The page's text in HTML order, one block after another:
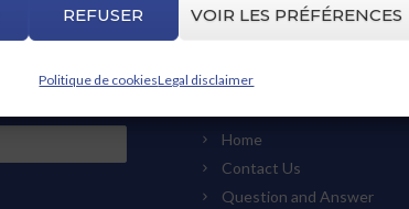
REFUSER VOIR LES PRÉFÉRENCES
Politique de cookiesLegal disclaimer
USEFUL LINKS
Home
Contact Us
Question and Answer